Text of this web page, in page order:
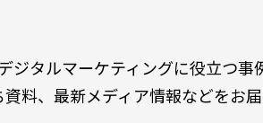
ジタルマーケティングに役立つ事
料、最新メディア情報などをお